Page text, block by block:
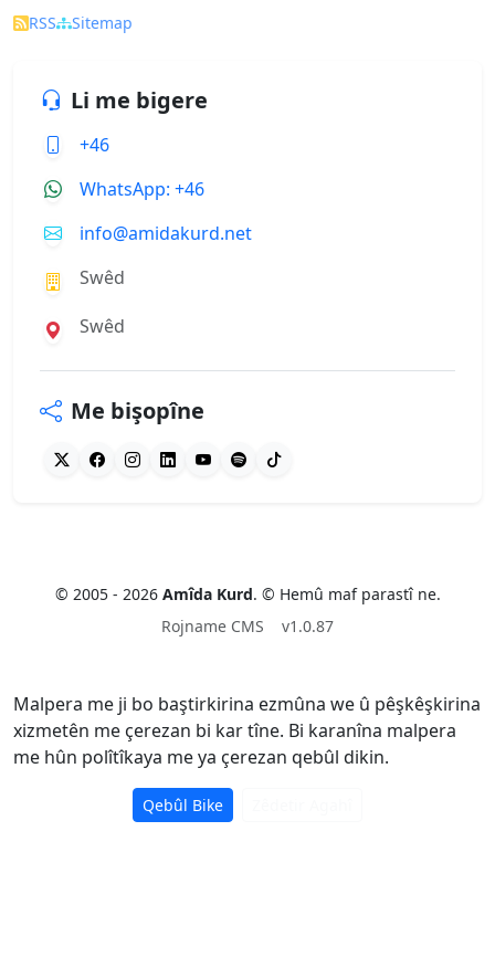
RSS Sitemap
Li me bigere
+46
WhatsApp: +46
info@amidakurd.net
Swêd
Swêd
Me bişopîne
© 2005 - 2026 Amîda Kurd. © Hemû maf parastî ne.
Rojname CMS
v1.0.87
Malpera me ji bo baştirkirina ezmûna we û pêşkêşkirina
xizmetên me çerezan bi kar tîne. Bi karanîna malpera
me hûn polîtîkaya me ya çerezan qebûl dikin.
Qebûl Bike